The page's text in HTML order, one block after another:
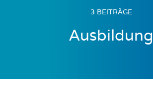
3 BEITRÄGE
Ausbildung